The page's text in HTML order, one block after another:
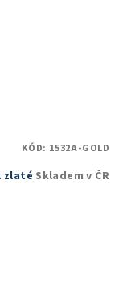
zlaté Skladem v ČR
KÓD: 1532A-GOLD